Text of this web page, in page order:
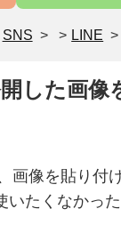
SNS > LINE >
した画像
画像を貼り付
いたくなかっ